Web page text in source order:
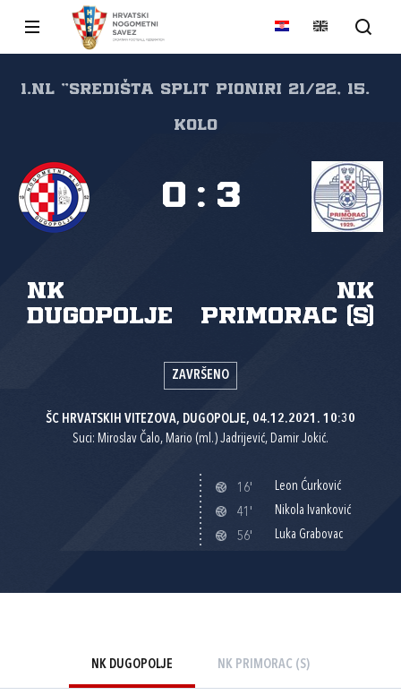
1.NL "SREDIŠTA SPLIT Pioniri 21/22, 15.
kolo
NK
Dugopolje
NK
Primorac (S)
0 : 3
ZAVRŠENO
ŠC HRVATSKIH VITEZOVA, DUGOPOLJE, 04.12.2021. 10:30
Suci: Miroslav Čalo, Mario (ml.) Jadrijević, Damir Jokić.
16'
Leon Ćurković
41'
Nikola Ivanković
56'
Luka Grabovac
NK DUGOPOLJE NK PRIMORAC (S)